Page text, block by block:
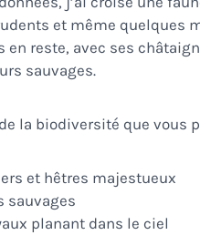
et même quelques
en reste, avec ses
sauvages.
la biodiversité que vous
et hêtres majestueux
sauvages
planant dans le ciel